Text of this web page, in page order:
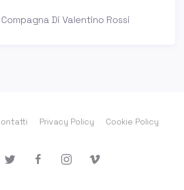
Compagna Di Valentino Rossi
Privacy Policy Cookie Policy